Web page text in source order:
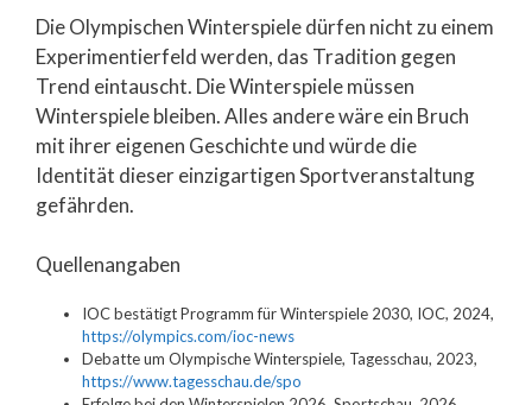
Die Olympischen Winterspiele dürfen nicht zu einem
Experimentierfeld werden, das Tradition gegen
Trend eintauscht. Die Winterspiele müssen
Winterspiele bleiben. Alles andere wäre ein Bruch
mit ihrer eigenen Geschichte und würde die
Identität dieser einzigartigen Sportveranstaltung
gefährden.
Quellenangaben
IOC bestätigt Programm für Winterspiele 2030, IOC, 2024,
https://olympics.com/ioc-news
Debatte um Olympische Winterspiele, Tagesschau, 2023,
https://www.tagesschau.de/spo